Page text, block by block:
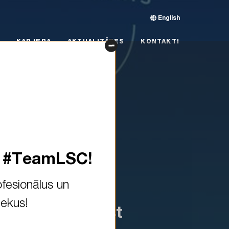
English
KARJERA AKTUALITĀTES KONTAKTI
until our first
un